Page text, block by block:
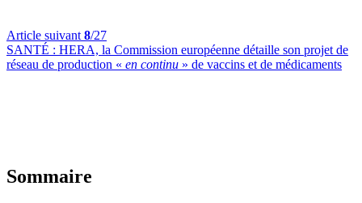
Article suivant 8/27
SANTÉ : HERA, la Commission européenne détaille son projet de
réseau de production « en continu » de vaccins et de médicaments
Sommaire